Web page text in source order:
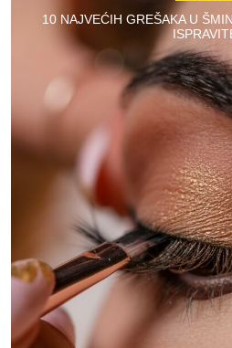
10 NAJVEĆIH GREŠAKA U